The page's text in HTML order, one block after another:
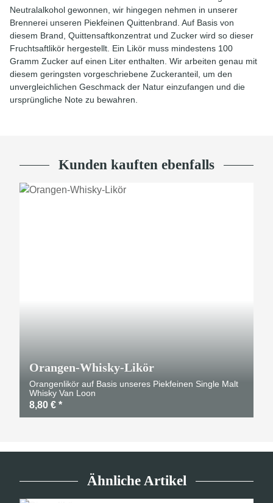
Neutralalkohol gewonnen, wir hingegen nehmen in unserer
Brennerei unseren Piekfeinen Quittenbrand. Auf Basis von
diesem Brand, Quittensaftkonzentrat und Zucker wird so dieser
Fruchtsaftlikör hergestellt. Ein Likör muss mindestens 100
Gramm Zucker auf einen Liter enthalten. Wir arbeiten genau mit
diesem geringsten vorgeschriebene Zuckeranteil, um den
unvergleichlichen Geschmack der Natur einzufangen und die
ursprüngliche Note zu bewahren.
Kunden kauften ebenfalls
Orangen-Whisky-Likör
Orangenlikör auf Basis unseres Piekfeinen Single Malt
Whisky Van Loon
8,80 € *
Ähnliche Artikel